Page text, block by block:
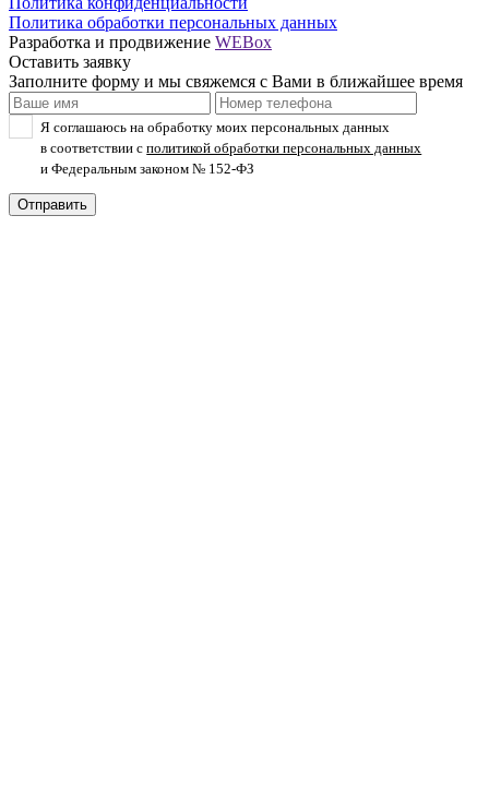
Политика обработки персональных данных
Разработка и продвижение WEBox
Оставить заявку
Заполните форму и мы свяжемся с Вами в ближайшее время
Я соглашаюсь на обработку моих персональных данных
в соответствии сполитикой обработки персональных данных
и Федеральным законом№ 152-ФЗ
Отправить